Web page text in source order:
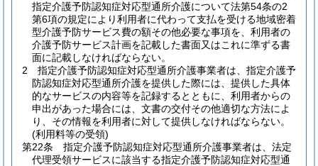
指定介護予防認知症対応型通所介護について法第54条の2
第6項の規定により利用者に代わって支払を受ける地域密着
型介護予防サービス費の額その他必要な事項を、利用者の
介護予防サービス計画を記載した書面又はこれに準ずる書
面に記載しなければならない。
2
指定介護予防認知症対応型通所介護事業者は、指定介護予
防認知症対応型通所介護を提供した際には、提供した具体
的なサービスの内容等を記録するとともに、利用者からの
申出があった場合には、文書の交付その他適切な方法によ
り、その情報を利用者に対して提供しなければならない。
(利用料等の受領)
第22条
指定介護予防認知症対応型通所介護事業者は、法定
代理受領サービスに該当する指定介護予防認知症対応型通